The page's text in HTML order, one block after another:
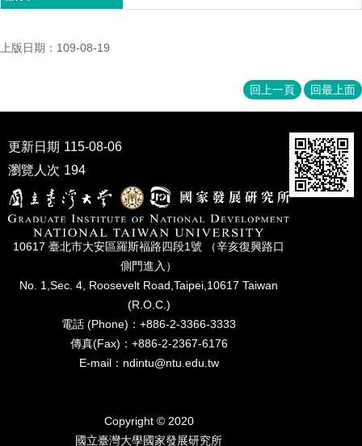
術
究
研
期
刊
口
試
上版日期：109-08-19
回上一頁 回最上面
更新日期 115-08-06
瀏覽人次 194
10617 臺北市⼤安區羅斯福路四段1號 （辛亥復興路⼝
側⾨進入）
No. 1,Sec. 4, Roosevelt Road,Taipei,10617 Taiwan
(R.O.C.)
電話 (Phone)：+886-2-3366-3333
傳真(Fax)：+886-2-2367-6176
E-mail：ndintu@ntu.edu.tw
Copyright © 2020
國立臺灣⼤學國家發展研究所